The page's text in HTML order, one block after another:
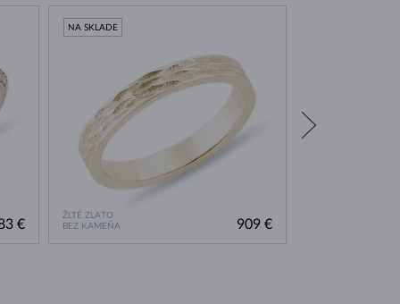
€
ŽLTÉ ZLATO
BEZ KAMEŇA
NA SKLADE
909 €